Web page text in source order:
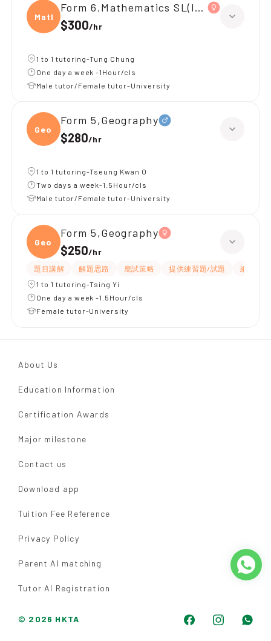
Mathe
Form 6,Mathematics SL(IB Maths AA
$300/hr
1 to 1 tutoring-Tung Chung
One day a week -1Hour/cls
Male tutor/Female tutor-University
Geogr
Form 5,Geography
$280/hr
1 to 1 tutoring-Tseung Kwan O
Two days a week-1.5Hour/cls
Male tutor/Female tutor-University
Geogr
Form 5,Geography
$250/hr
題目講解 解題思路 應試策略 提供練習題/試題
細心
1 to 1 tutoring-Tsing Yi
One day a week -1.5Hour/cls
Female tutor-University
About Us
Education Information
Certification Awards
Major milestone
Contact us
Download app
Tuition Fee Reference
Privacy Policy
Parent AI matching
Tutor AI Registration
© 2026 HKTA